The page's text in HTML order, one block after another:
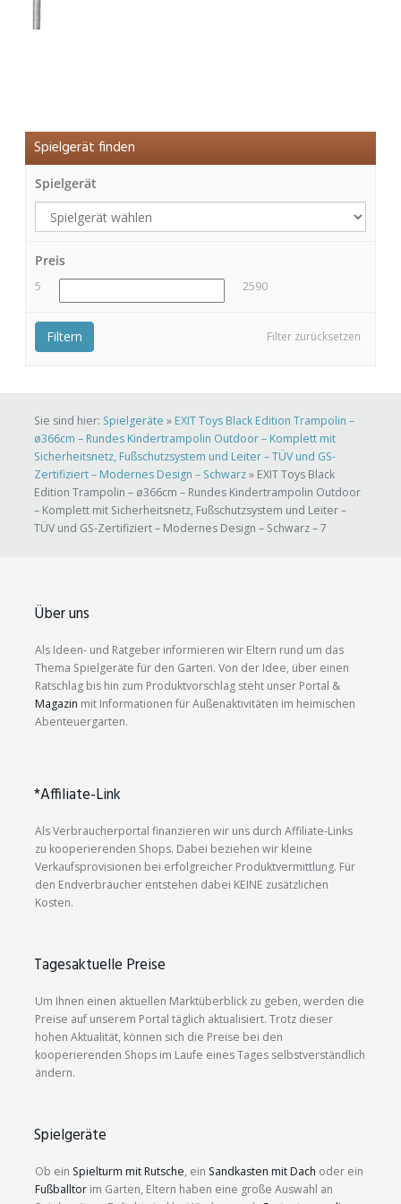
Spielgerät finden
Spielgerät
Preis
5 2590
Filter zurücksetzen
Filtern
Sie sind hier: Spielgeräte » EXIT Toys Black Edition Trampolin –
ø366cm – Rundes Kindertrampolin Outdoor – Komplett mit
Sicherheitsnetz, Fußschutzsystem und Leiter – TÜV und GS-
Zertifiziert – Modernes Design – Schwarz» EXIT Toys Black
Edition Trampolin – ø366cm – Rundes Kindertrampolin Outdoor
– Komplett mit Sicherheitsnetz, Fußschutzsystem und Leiter –
TÜV und GS-Zertifiziert – Modernes Design – Schwarz – 7
Über uns
Als Ideen- und Ratgeber informieren wir Eltern rund um das
Thema Spielgeräte für den Garten. Von der Idee, über einen
Ratschlag bis hin zum Produktvorschlag steht unser Portal &
Magazin mit Informationen für Außenaktivitäten im heimischen
Abenteuergarten.
*Affiliate-Link
Als Verbraucherportal finanzieren wir uns durch Affiliate-Links
zu kooperierenden Shops. Dabei beziehen wir kleine
Verkaufsprovisionen bei erfolgreicher Produktvermittlung. Für
den Endverbraucher entstehen dabei KEINE zusätzlichen
Kosten.
Tagesaktuelle Preise
Um Ihnen einen aktuellen Marktüberblick zu geben, werden die
Preise auf unserem Portal täglich aktualisiert. Trotz dieser
hohen Aktualität, können sich die Preise bei den
kooperierenden Shops im Laufe eines Tages selbstverständlich
ändern.
Spielgeräte
Ob ein Spielturm mit Rutsche, ein Sandkasten mit Dach oder ein
Fußballtor im Garten, Eltern haben eine große Auswahl an